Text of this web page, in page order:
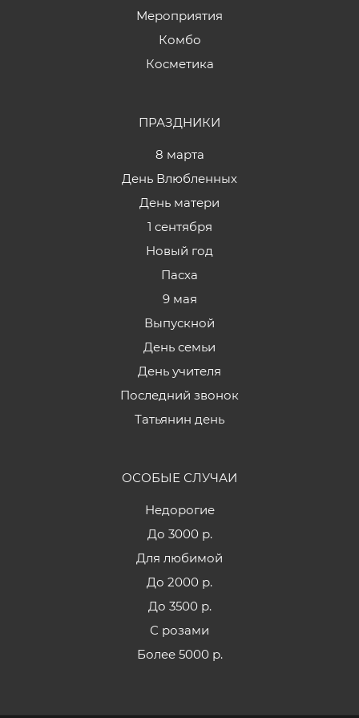
Мероприятия
Комбо
Косметика
ПРАЗДНИКИ
8 марта
День Влюбленных
День матери
1 сентября
Новый год
Пасха
9 мая
Выпускной
День семьи
День учителя
Последний звонок
Татьянин день
ОСОБЫЕ СЛУЧАИ
Недорогие
До 3000 р.
Для любимой
До 2000 р.
До 3500 р.
С розами
Более 5000 р.